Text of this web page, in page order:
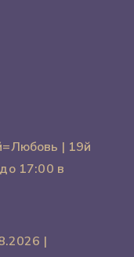
| 19й
17:00 в
|